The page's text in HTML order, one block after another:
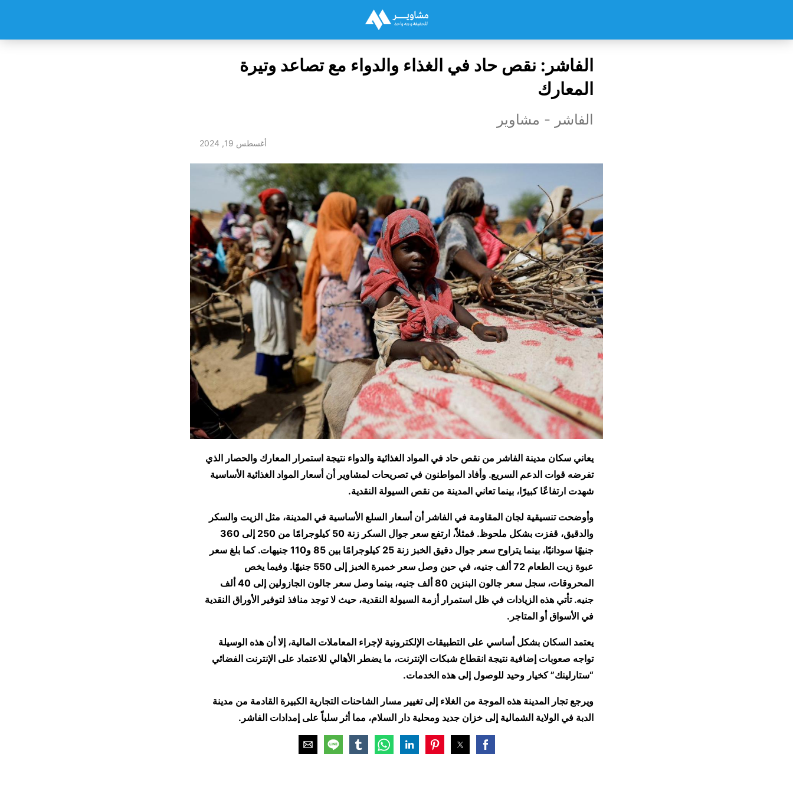
الفاشر: نقص حاد في الغذاء والدواء مع تصاعد وتيرة
المعارك
الفاشر - مشاوير
أغسطس 19, 2024
يعاني سكان مدينة الفاشر من نقص حاد في المواد الغذائية والدواء نتيجة استمرار المعارك والحصار الذي
تفرضه قوات الدعم السريع. وأفاد المواطنون في تصريحات لمشاوير أن أسعار المواد الغذائية الأساسية
شهدت ارتفاعًا كبيرًا، بينما تعاني المدينة من نقص السيولة النقدية.
وأوضحت تنسيقية لجان المقاومة في الفاشر أن أسعار السلع الأساسية في المدينة، مثل الزيت والسكر
والدقيق، قفزت بشكل ملحوظ. فمثلاً، ارتفع سعر جوال السكر زنة 50 كيلوجرامًا من 250 إلى 360
جنيهًا سودانيًا، بينما يتراوح سعر جوال دقيق الخبز زنة 25 كيلوجرامًا بين 85 و110 جنيهات. كما بلغ سعر
عبوة زيت الطعام 72 ألف جنيه، في حين وصل سعر خميرة الخبز إلى 550 جنيهًا. و
فيما يخص
المحروقات، سجل سعر جالون البنزين 80 ألف جنيه، بينما وصل سعر جالون الجازولين إلى 40 ألف
جنيه. تأتي هذه الزيادات في ظل استمرار أزمة السيولة النقدية، حيث لا توجد منافذ لتوفير الأوراق النقدية
في الأسواق أو المتاجر.
يعتمد السكان بشكل أساسي على التطبيقات الإلكترونية لإجراء المعاملات المالية، إلا أن هذه الوسيلة
تواجه صعوبات إضافية نتيجة انقطاع شبكات الإنترنت، ما يضطر الأهالي للاعتماد على الإنترنت الفضائي
“ستارلينك” كخيار وحيد للوصول إلى هذه الخدمات.
ويرجع تجار المدينة هذه الموجة من الغلاء إلى تغيير مسار الشاحنات التجارية الكبيرة القادمة من مدينة
الدبة في الولاية الشمالية إلى خزان جديد ومحلية دار السلام، مما أثر سلباً على إمدادات الفاشر.